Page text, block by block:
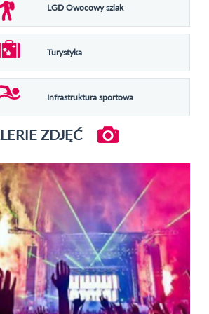
LGD Owocowy szlak
Turystyka
Infrastruktura sportowa
ZDJĘĆ